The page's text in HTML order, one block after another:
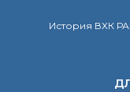
История ВХК